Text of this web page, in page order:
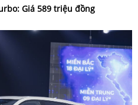
Giá 589 triệu đồng